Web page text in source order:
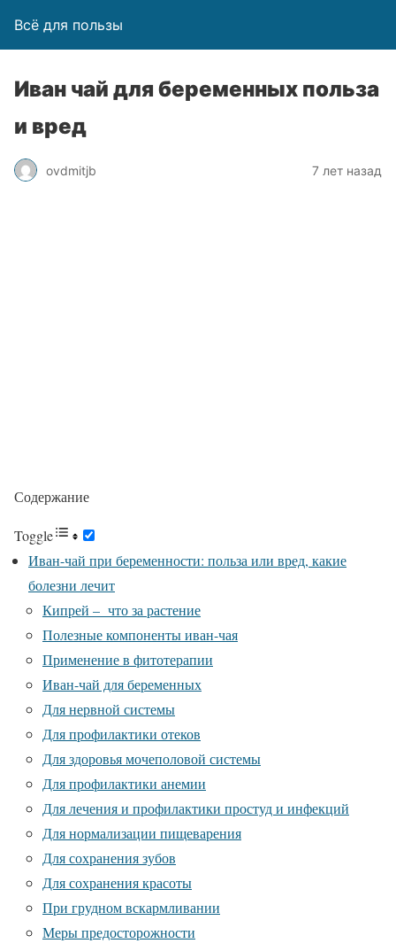
Всё для пользы
Иван чай для беременных польза
и вред
ovdmitjb 7 лет назад
Содержание
Toggle
Иван-чай при беременности: польза или вред, какие
болезни лечит
Кипрей – что за растение
Полезные компоненты иван-чая
Применение в фитотерапии
Иван-чай для беременных
Для нервной системы
Для профилактики отеков
Для здоровья мочеполовой системы
Для профилактики анемии
Для лечения и профилактики простуд и инфекций
Для нормализации пищеварения
Для сохранения зубов
Для сохранения красоты
При грудном вскармливании
Меры предосторожности